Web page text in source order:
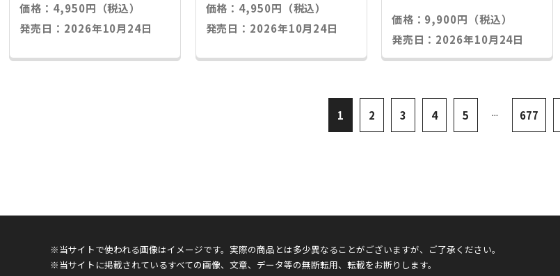
価格：4,950円（税込）
発売日：2026年10月24日
価格：4,950円（税込）
発売日：2026年10月24日
価格：9,900円（税込）
発売日：2026年10月24日
1 2 3 4 5 ... 677
※当サイトで使われる画像はイメージです。実際の商品とは多少異なることがございますが、ご了承ください。
※当サイトに掲載されているすべての画像、文章、データ等の無断転用、転載をお断りします。